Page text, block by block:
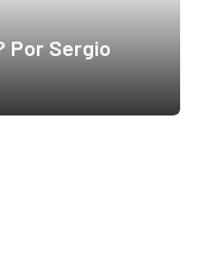
Por Sergio